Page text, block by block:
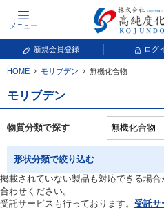
メニュー
新規会員登録 ログ
元素記号で
元素周期表をタップすると、拡大表示されま
し、一覧へ移動してください。
HOME モリブデン 無機化合物
モリブデン
物質分類で探す
形状分類で絞り込む
掲載されていない製品も対応できる場
合わせください。
受託サービスも行っております。 受託サ